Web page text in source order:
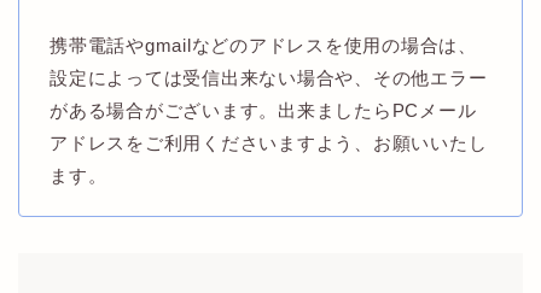
携帯電話やgmailなどのアドレスを使用の場合は、
設定によっては受信出来ない場合や、その他エラー
がある場合がございます。出来ましたらPCメール
アドレスをご利用くださいますよう、お願いいたし
ます。